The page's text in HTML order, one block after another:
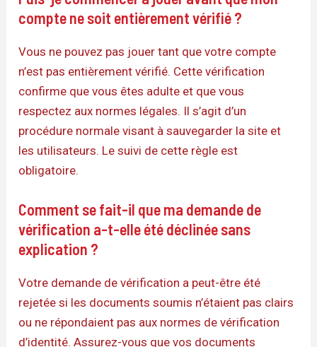
compte ne soit entièrement vérifié ?
Vous ne pouvez pas jouer tant que votre compte
n’est pas entièrement vérifié. Cette vérification
confirme que vous êtes adulte et que vous
respectez aux normes légales. Il s’agit d’un
procédure normale visant à sauvegarder la site et
les utilisateurs. Le suivi de cette règle est
obligatoire.
Comment se fait-il que ma demande de
vérification a-t-elle été déclinée sans
explication ?
Votre demande de vérification a peut-être été
rejetée si les documents soumis n’étaient pas clairs
ou ne répondaient pas aux normes de vérification
d’identité. Assurez-vous que vos documents